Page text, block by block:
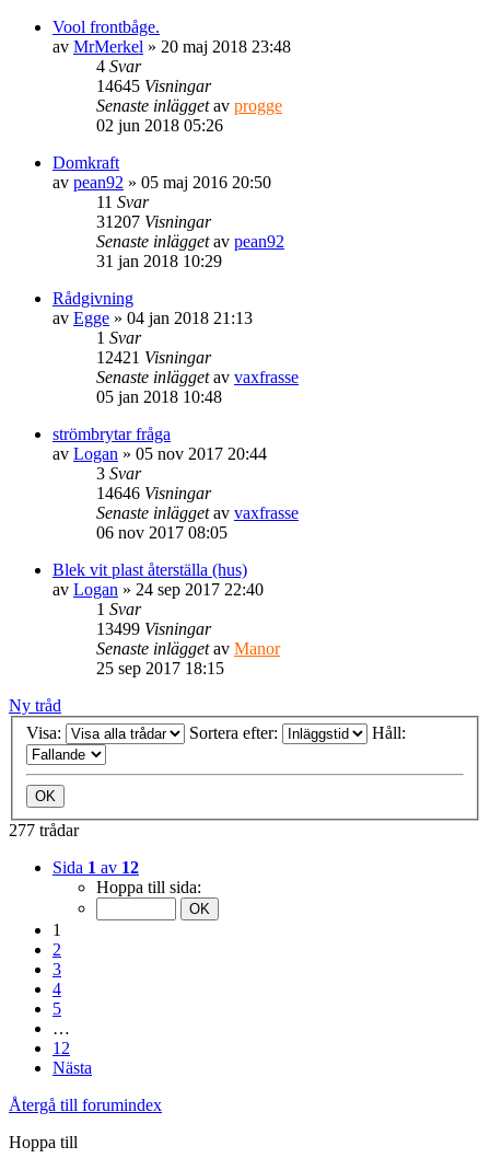
Vool frontbåge.
av MrMerkel » 20 maj 2018 23:48
4 Svar
14645 Visningar
Senaste inläggetav progge
02 jun 2018 05:26
Domkraft
av pean92 » 05 maj 2016 20:50
11 Svar
31207 Visningar
Senaste inläggetav pean92
31 jan 2018 10:29
Rådgivning
av Egge » 04 jan 2018 21:13
1 Svar
12421 Visningar
Senaste inläggetav vaxfrasse
05 jan 2018 10:48
strömbrytar fråga
av Logan » 05 nov 2017 20:44
3 Svar
14646 Visningar
Senaste inläggetav vaxfrasse
06 nov 2017 08:05
Blek vit plast återställa (hus)
av Logan » 24 sep 2017 22:40
1 Svar
13499 Visningar
Senaste inläggetav Manor
25 sep 2017 18:15
Ny tråd
Visa:
Sortera efter: Håll:
277 trådar
Sida 1 av 12
Hoppa till sida:
1
2
3
4
5
…
12
Nästa
Återgå till forumindex
Hoppa till